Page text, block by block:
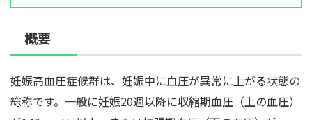
概要
妊娠高血圧症候群は、妊娠中に血圧が異常に上がる状態の
総称です。一般に妊娠20週以降に収縮期血圧（上の血圧）